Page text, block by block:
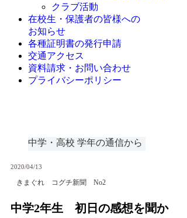
クラブ活動
在校生・保護者の皆様への
お知らせ
各種証明書の発行申請
交通アクセス
資料請求・お問い合わせ
プライバシーポリシー
中学・高校 学年の通信から
2020/04/13
きまぐれ コグチ新聞 No2
中学2年生 初日の感想を聞か